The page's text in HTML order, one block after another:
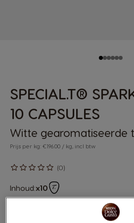
SPECIAL.T®
10 CAPSULES
Witte gearomatiseerde
Prijs per kg: €196.00 / kg, incl btw
(0)
Inhoud:x10
Een limited edition